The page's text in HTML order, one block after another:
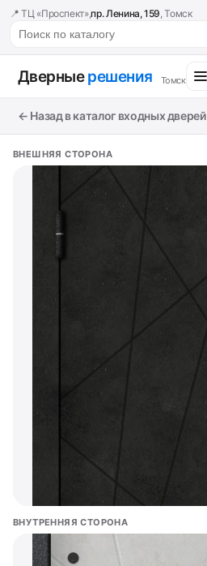
📍 ТЦ «Проспект»,пр. Ленина, 159, Томск
Дверныерешения Томск
← Назад в каталог входных дверей
ВНЕШНЯЯ СТОРОНА
ВНУТРЕННЯЯ СТОРОНА